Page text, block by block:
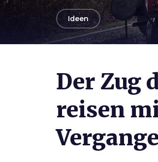
arrow_backIdeen
Der Zug
reisen